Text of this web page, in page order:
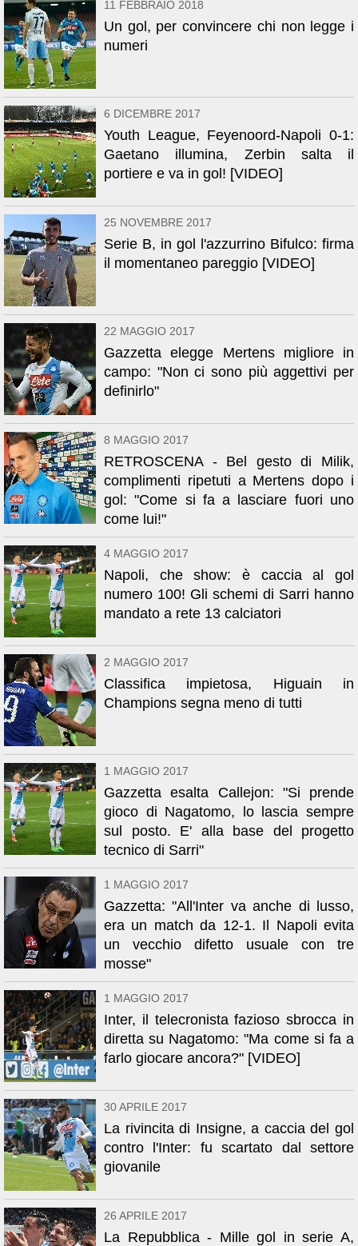
11 FEBBRAIO 2018
Un gol, per convincere chi non legge i
numeri
6 DICEMBRE 2017
Youth League, Feyenoord-Napoli 0-1:
Gaetano illumina, Zerbin salta il
portiere e va in gol! [VIDEO]
25 NOVEMBRE 2017
Serie B, in gol l'azzurrino Bifulco: firma
il momentaneo pareggio [VIDEO]
22 MAGGIO 2017
Gazzetta elegge Mertens migliore in
campo: "Non ci sono più aggettivi per
definirlo"
8 MAGGIO 2017
RETROSCENA - Bel gesto di Milik,
complimenti ripetuti a Mertens dopo i
gol: "Come si fa a lasciare fuori uno
come lui!"
4 MAGGIO 2017
Napoli, che show: è caccia al gol
numero 100! Gli schemi di Sarri hanno
mandato a rete 13 calciatori
2 MAGGIO 2017
Classifica impietosa, Higuain in
Champions segna meno di tutti
1 MAGGIO 2017
Gazzetta esalta Callejon: "Si prende
gioco di Nagatomo, lo lascia sempre
sul posto. E' alla base del progetto
tecnico di Sarri"
1 MAGGIO 2017
Gazzetta: "All'Inter va anche di lusso,
era un match da 12-1. Il Napoli evita
un vecchio difetto usuale con tre
mosse"
1 MAGGIO 2017
Inter, il telecronista fazioso sbrocca in
diretta su Nagatomo: "Ma come si fa a
farlo giocare ancora?" [VIDEO]
30 APRILE 2017
La rivincita di Insigne, a caccia del gol
contro l'Inter: fu scartato dal settore
giovanile
26 APRILE 2017
La Repubblica - Mille gol in serie A,